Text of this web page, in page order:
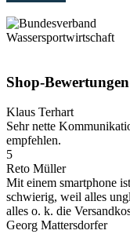
Shop-Bewertungen
Klaus Terhart
Sehr nette
empfehlen.
5
Reto Müller
Mit einem smartphone
schwierig, weil alles
alles o. k. die
Georg Mattersdorfer